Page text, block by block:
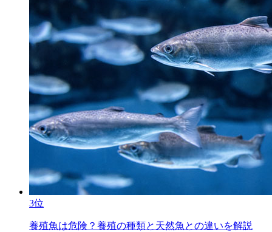
3位
養殖魚は危険？養殖の種類と天然魚との違いを解説